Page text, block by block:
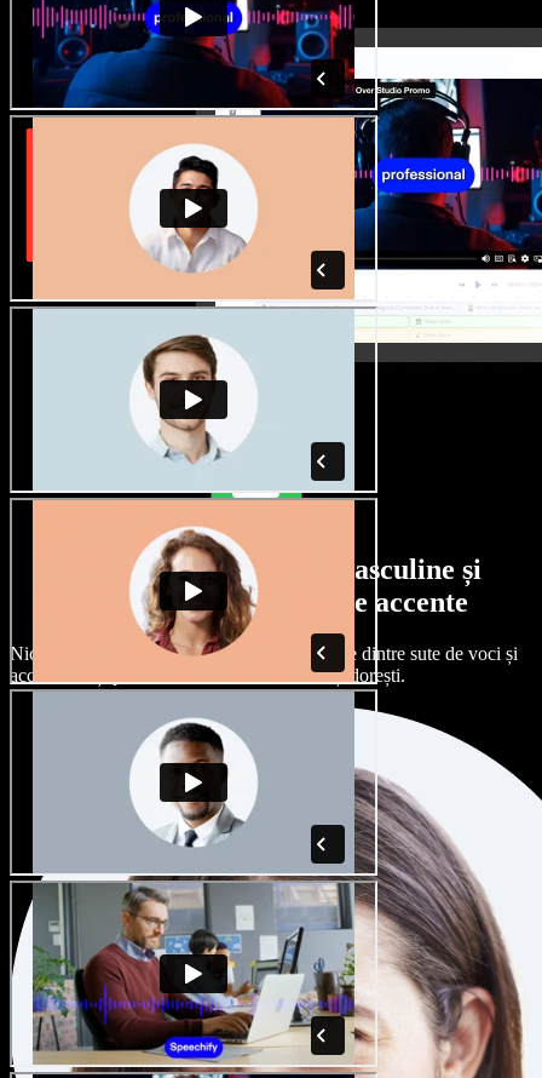
Selecție largă de voci masculine și
feminine, cu tot felul de accente
Niciun proiect nu trebuie să sune la fel. Alege dintre sute de voci și
accente AI și personalizează-le exact cum îți dorești.